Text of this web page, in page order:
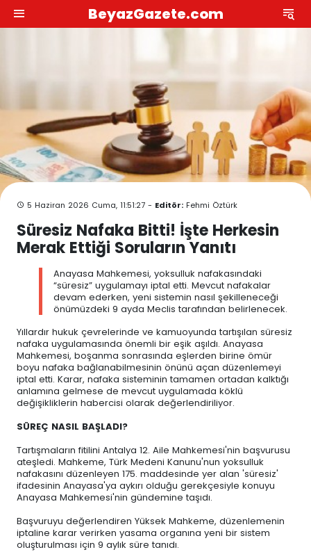
BeyazGazete.com
5 Haziran 2026 Cuma, 11:51:27 - Editör: Fehmi Öztürk
Süresiz Nafaka Bitti! İşte Herkesin
Merak Ettiği Soruların Yanıtı
Anayasa Mahkemesi, yoksulluk nafakasındaki
“süresiz” uygulamayı iptal etti. Mevcut nafakalar
devam ederken, yeni sistemin nasıl şekilleneceği
önümüzdeki 9 ayda Meclis tarafından belirlenecek.
Yıllardır hukuk çevrelerinde ve kamuoyunda tartışılan süresiz
nafaka uygulamasında önemli bir eşik aşıldı. Anayasa
Mahkemesi, boşanma sonrasında eşlerden birine ömür
boyu nafaka bağlanabilmesinin önünü açan düzenlemeyi
iptal etti. Karar, nafaka sisteminin tamamen ortadan kalktığı
anlamına gelmese de mevcut uygulamada köklü
değişikliklerin habercisi olarak değerlendiriliyor.
SÜREÇ NASIL BAŞLADI?
Tartışmaların fitilini Antalya 12. Aile Mahkemesi'nin başvurusu
ateşledi. Mahkeme, Türk Medeni Kanunu'nun yoksulluk
nafakasını düzenleyen 175. maddesinde yer alan 'süresiz'
ifadesinin Anayasa'ya aykırı olduğu gerekçesiyle konuyu
Anayasa Mahkemesi'nin gündemine taşıdı.
Başvuruyu değerlendiren Yüksek Mahkeme, düzenlemenin
iptaline karar verirken yasama organına yeni bir sistem
oluşturulması için 9 aylık süre tanıdı.